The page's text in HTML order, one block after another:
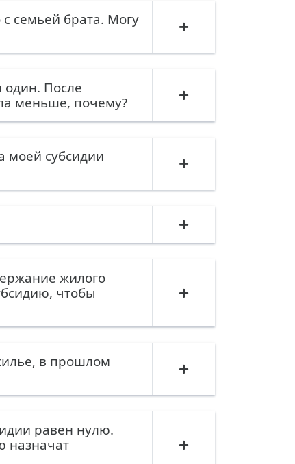
семьей брата. Могу
один. После
меньше, почему?
моей субсидии
жилого
чтобы
в прошлом
равен нулю.
назначат